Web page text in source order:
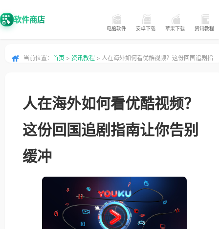
软件商店
电脑软件 安卓下载 苹果下载 资讯教程
当前位置： 首页 > 资讯教程 > 人在海外如何看优酷视频？这份回国追剧指
人在海外如何看优酷视频？
这份回国追剧指南让你告别
缓冲